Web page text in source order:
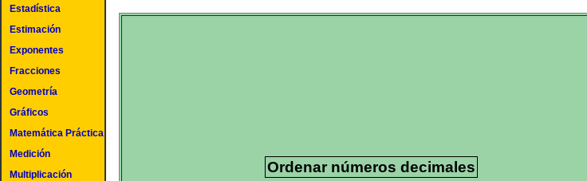
Estadística
Estimación
Exponentes
Fracciones
Geometría
Gráficos
Matemática Práctica
Medición
Multiplicación
Ordenar números decimales